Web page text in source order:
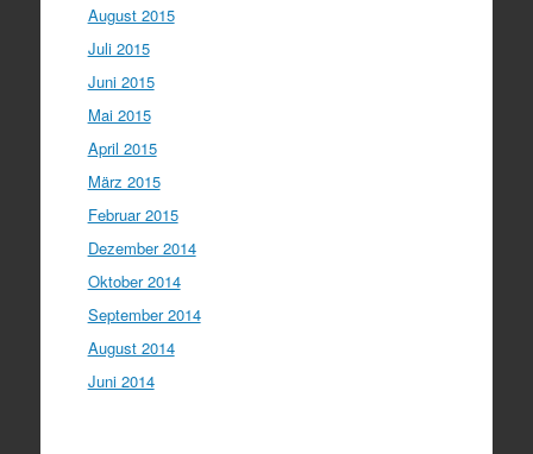
August 2015
Juli 2015
Juni 2015
Mai 2015
April 2015
März 2015
Februar 2015
Dezember 2014
Oktober 2014
September 2014
August 2014
Juni 2014